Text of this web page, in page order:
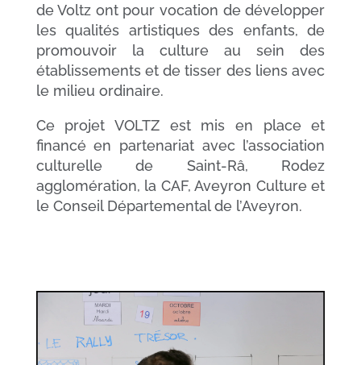
de Voltz ont pour vocation de développer
les qualités artistiques des enfants, de
promouvoir la culture au sein des
établissements et de tisser des liens avec
le milieu ordinaire.
Ce projet VOLTZ est mis en place et
financé en partenariat avec l’association
culturelle de Saint-Râ, Rodez
agglomération, la CAF, Aveyron Culture et
le Conseil Départemental de l’Aveyron.